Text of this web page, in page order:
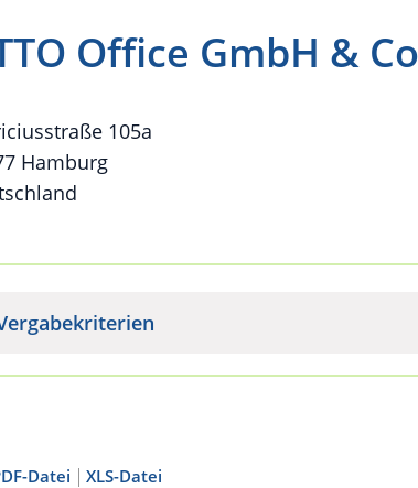
Office GmbH &
105a
Hamburg
Datei XLS-Datei